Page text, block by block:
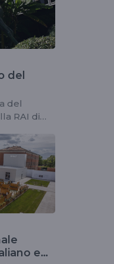
del
del
RAI di
e